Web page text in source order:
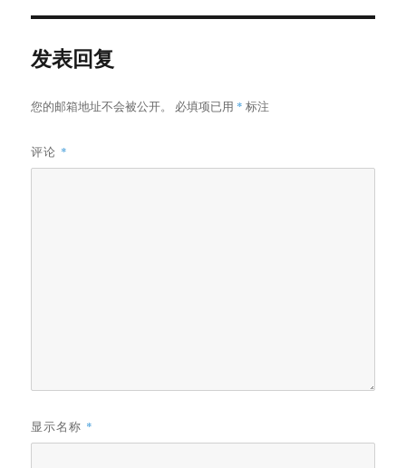
发表回复
您的邮箱地址不会被公开。 必填项已用 * 标注
评论 *
显示名称 *